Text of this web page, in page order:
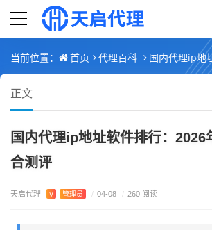
当前位置： 首页 代理百科 国内代理ip地址软件排
正文
国内代理ip地址软件排行：2026
合测评
天启代理 V 管理员 / 04-08 / 260 阅读